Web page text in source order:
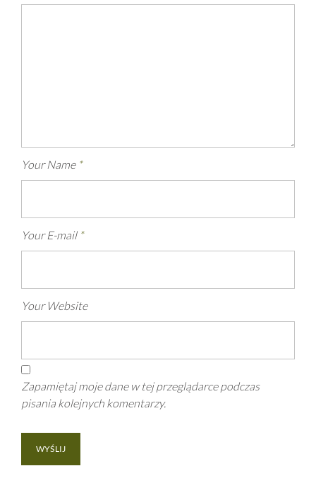
Your Name *
Your E-mail *
Your Website
Zapamiętaj moje dane w tej przeglądarce podczas
pisania kolejnych komentarzy.